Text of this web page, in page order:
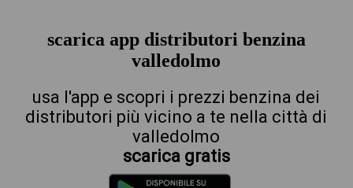
scarica app distributori benzina
valledolmo
usa l'app e scopri i prezzi benzina dei
distributori più vicino a te nella città di
valledolmo
scarica gratis